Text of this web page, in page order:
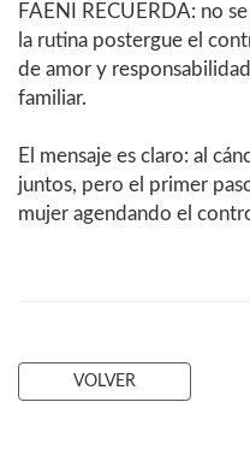
FAENI RECUERDA: no
la rutina postergue el
de amor y
familiar.
El mensaje es claro: al
juntos, pero el primer
mujer agendando el
VOLVER